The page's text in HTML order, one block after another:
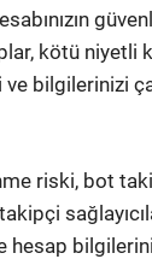
kötü niyetli
ve bilgilerinizi
riski, bot
hesap